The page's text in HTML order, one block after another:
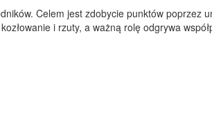
Celem jest zdobycie punktów poprzez
i rzuty, a ważną rolę odgrywa